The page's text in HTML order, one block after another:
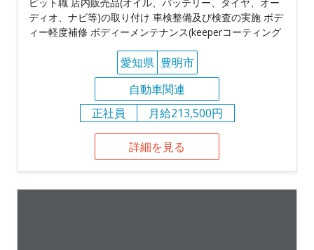
ディオ、ナビ等)の取り付け 車検整備及び検査の実施 ボデ
ィー軽度補修 ボディーメンテナンス(keeperコーティング
愛知県 豊明市
自動車関連
正社員
月給213,500円
詳細を見る